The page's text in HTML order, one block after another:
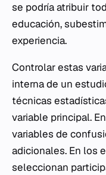
se podría atribuir
educación,
experiencia.
Controlar estas
interna de un
técnicas
variable principal.
variables de
adicionales. En los
seleccionan